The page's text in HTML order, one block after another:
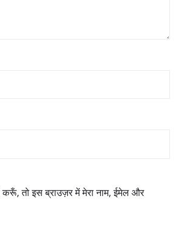
करूँ, तो इस ब्राउज़र में मेरा नाम, ईमेल और